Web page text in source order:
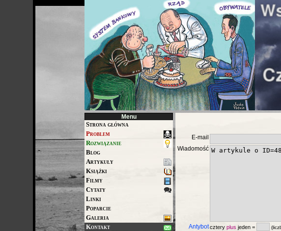
Menu
Strona główna
Problem
Rozwiązanie
Blog
Artykuły
Książki
Filmy
Cytaty
Linki
Poparcie
Galeria
Kontakt
E-mail
Wiadomość
Antybotcztery plus jeden =